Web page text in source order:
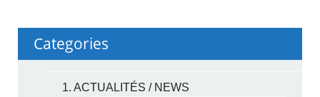
Categories
1. ACTUALITÉS / NEWS